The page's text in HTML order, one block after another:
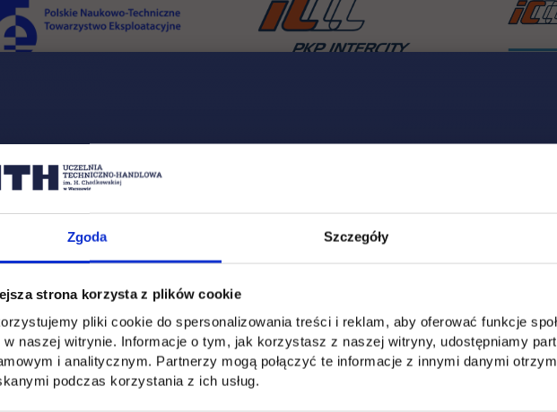
Zgoda Szczegóły
strona korzysta z plików cookie
pliki cookie do spersonalizowania treści i reklam, aby oferować funkcje
w naszej witrynie. Informacje o tym, jak korzystasz z naszej witryny, udostępniamy
i analitycznym. Partnerzy mogą połączyć te informacje z innymi danymi
podczas korzystania z ich usług.